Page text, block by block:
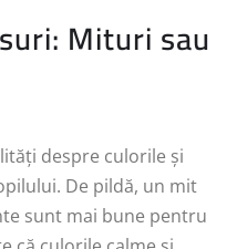
Mituri sau
despre culorile și
De pildă, un mit
sunt mai bune pentru